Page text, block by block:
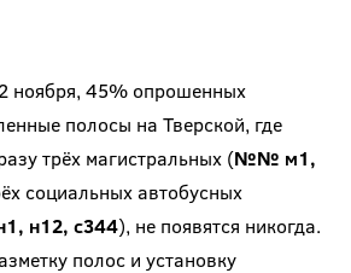
ноября, 45% опрошенных
полосы на Тверской, где
трёх магистральных (№№ м1,
социальных автобусных
н12, с344), не появятся никогда.
полос и установку